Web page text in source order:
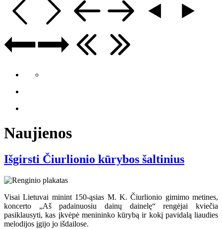
Naujienos
Išgirsti Čiurlionio kūrybos šaltinius
Visai Lietuvai minint 150-ąsias M. K. Čiurlionio gimimo metines,
koncerto „Aš padainuosiu dainų dainelę“ rengėjai kviečia
pasiklausyti, kas įkvėpė menininko kūrybą ir kokį pavidalą liaudies
melodijos įgijo jo išdailose.